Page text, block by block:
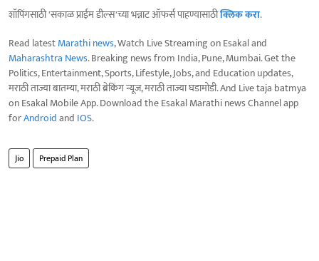
शॉपिंगसाठी 'सकाळ प्राईम डील्स'च्या भन्नाट ऑफर्स पाहण्यासाठीक्लिक करा.
Read latestMarathi news, Watch Live Streaming on Esakal and
Maharashtra News. Breaking news from India, Pune, Mumbai. Get the
Politics, Entertainment, Sports, Lifestyle, Jobs, and Education updates,
मराठी ताज्या बातम्या, मराठी ब्रेकिंग न्यूज, मराठी ताज्या घडामोडी. And Live taja batmya
on Esakal Mobile App. Download the Esakal Marathi news Channel app
forAndroidand IOS.
Jio Prepaid Plan